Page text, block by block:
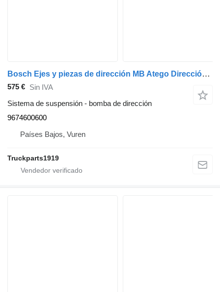
Bosch Ejes y piezas de dirección MB Atego Dirección 9674600600 bomba de dirección para camión
575 € Sin IVA
Sistema de suspensión - bomba de dirección
9674600600
Países Bajos, Vuren
Truckparts1919